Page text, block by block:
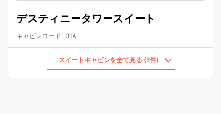
デスティニータワースイート
キャビンコード: 01A
スイートキャビンを全て見る (6件)